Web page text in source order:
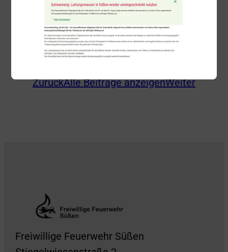
nur noch geringe Mengen Wasser
austraten und somit keine weitere Gefahr
bestand, wurden die Anwesenden an einen
Sanitärbetrieb verwiesen.
ZurückAlle Beiträge anzeigenWeiter
Freiwillige Feuerwehr Süßen